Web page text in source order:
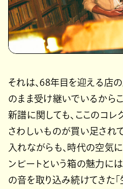
それは、68年目を迎える店
のまま受け継いでいるからこ
新譜に関しても、ここのコ
さわしいものが買い足され
入れながらも、時代の空気
ンビートという箱の魅力に
の音を取り込み続けてきた「